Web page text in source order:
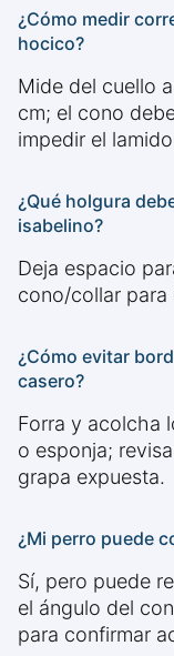
¿Cómo medir
hocico?
Mide del cuello
cm; el cono
impedir el
¿Qué holgura
isabelino?
Deja espacio
cono/collar para
¿Cómo evitar
casero?
Forra y acolcha
o esponja;
grapa expuesta.
¿Mi perro puede
Sí, pero puede
el ángulo del
para confirmar